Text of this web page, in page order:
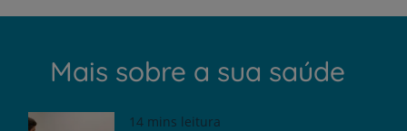
Mais sobre a sua saúde
14 mins leitura